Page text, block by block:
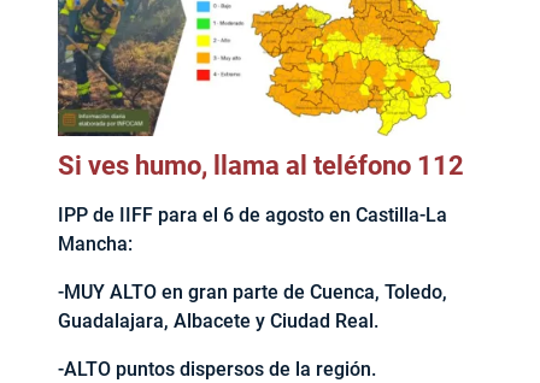
Si ves humo, llama al teléfono 112
IPP de IIFF para el 6 de agosto en Castilla-La
Mancha:
-MUY ALTO en gran parte de Cuenca, Toledo,
Guadalajara, Albacete y Ciudad Real.
-ALTO puntos dispersos de la región.